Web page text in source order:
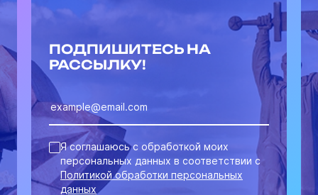
ПОДПИШИТЕСЬ НА
РАССЫЛКУ!
Я соглашаюсь с обработкой моих
персональных данных в соответствии с
Политикой обработки персональных
данных